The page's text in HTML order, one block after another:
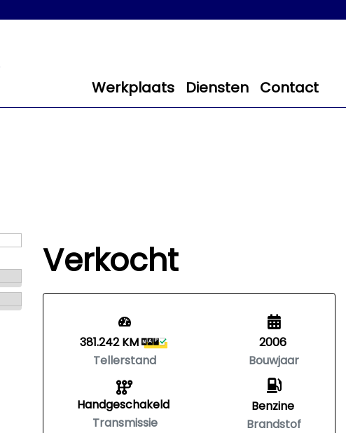
Werkplaats Diensten Contact
Verkocht
381.242 KM
Tellerstand
Handgeschakeld
Transmissie
2006
Bouwjaar
Benzine
Brandstof